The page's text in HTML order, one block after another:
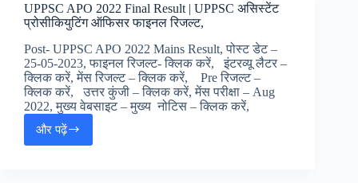
CPET
प्रवेश
परीक्षा
रिजल्ट
UPPSC APO 2022 Final Result | UPPSC असिस्टेंट
प्रोसीकियुटिंग ऑफिसर फाइनल रिजल्ट,
Post- UPPSC APO 2022 Mains Result, पोस्ट डेट –
25-05-2023, फाइनल रिजल्ट- क्लिक करें, इंटरव्यू लैटर –
क्लिक करें, मेंस रिजल्ट – क्लिक करें, Pre रिजल्ट –
क्लिक करें, उत्तर कुंजी – क्लिक करें, मेंस परीक्षा – Aug
2022, मुख्य वेबसाइट – मुख्य नोटिस – क्लिक करें,
और पढ़ेंUPPSC
APO